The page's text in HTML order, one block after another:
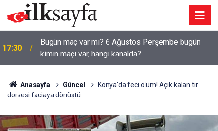
17:01
Bakan Göktaş: Sorumluluğumuz, huzurun, sosyal
dayanışmayla daha da güçlenmesini sağlamaktır
Anasayfa Güncel
Konya'da feci ölüm! Açık kalan tır
dorsesi faciaya dönüştü